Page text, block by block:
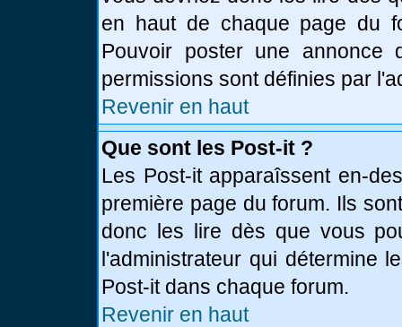
en haut de chaque page du
Pouvoir poster une annonce
permissions sont définies par
Revenir en haut
Que sont les Post-it ?
Les Post-it apparaîssent en-
première page du forum. Ils
donc les lire dès que vous
l'administrateur qui détermine
Post-it dans chaque forum.
Revenir en haut